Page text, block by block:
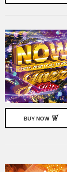
BUY NOW